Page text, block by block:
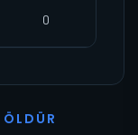
0
Ö L D Ü R